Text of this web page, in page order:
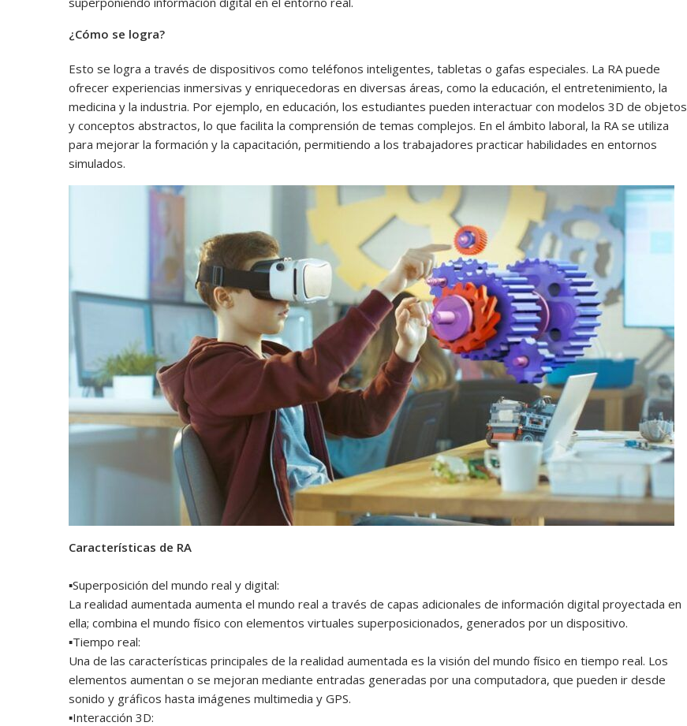
¿Cómo se logra?
Esto se logra a través de dispositivos como teléfonos inteligentes, tabletas o gafas especiales. La RA puede
ofrecer experiencias inmersivas y enriquecedoras en diversas áreas, como la educación, el entretenimiento, la
medicina y la industria. Por ejemplo, en educación, los estudiantes pueden interactuar con modelos 3D de objetos
y conceptos abstractos, lo que facilita la comprensión de temas complejos. En el ámbito laboral, la RA se utiliza
para mejorar la formación y la capacitación, permitiendo a los trabajadores practicar habilidades en entornos
simulados.
Características de RA
▪︎Superposición del mundo real y digital:
La realidad aumentada aumenta el mundo real a través de capas adicionales de información digital proyectada en
ella; combina el mundo físico con elementos virtuales superposicionados, generados por un dispositivo.
▪︎Tiempo real:
Una de las características principales de la realidad aumentada es la visión del mundo físico en tiempo real. Los
elementos aumentan o se mejoran mediante entradas generadas por una computadora, que pueden ir desde
sonido y gráficos hasta imágenes multimedia y GPS.
▪︎Interacción 3D: